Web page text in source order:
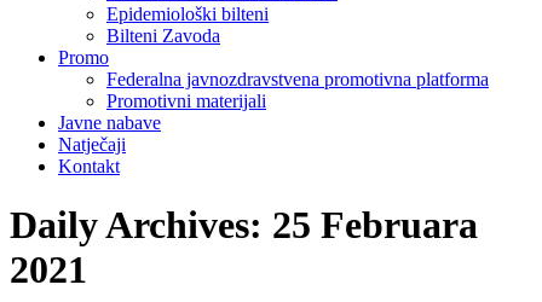
Epidemiološki bilteni
Bilteni Zavoda
Promo
Federalna javnozdravstvena promotivna platforma
Promotivni materijali
Javne nabave
Natječaji
Kontakt
Daily Archives: 25 Februara
2021